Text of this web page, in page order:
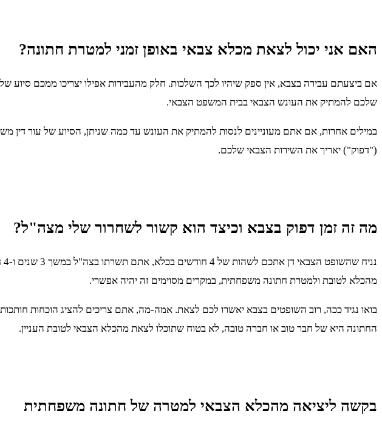
האם אני יכול לצאת מכלא צבאי באופן זמני למטרת חתונה?
אם ביצעתם עבירה בצבא, אין ספק שיהיו לכך השלכות. חלק מהעבירות אפילו יצריכו ממכם סיוע של
שלכם להמתיק את העונש הצבאי בבית המשפט הצבאי.
במילים אחרות, אם אתם מעוניינים לנסות להמתיק את העונש עד כמה שניתן, הסיוע של עור
("דפוק") יאריך את השירות הצבאי שלכם.
מה זה זמן דפוק בצבא וכיצד הוא קשור לשחרור שלי מצה"ל?
מהכלא לטובת ולמטרת חתונה משפחתית, במקרים מסוימים זה יהיה אפשרי.
בואו נגיד ככה, רוב השופטים בצבא יאשרו לכם לצאת. אמה-מה, אתם צריכים להציג הוכחות
החתונה היא של חבר טוב או חברה טובה, לא בטוח שתוכלו לצאת מהכלא הצבאי לטובת העניין.
בקשה ליציאה מהכלא הצבאי למטרה של חתונה משפחתית